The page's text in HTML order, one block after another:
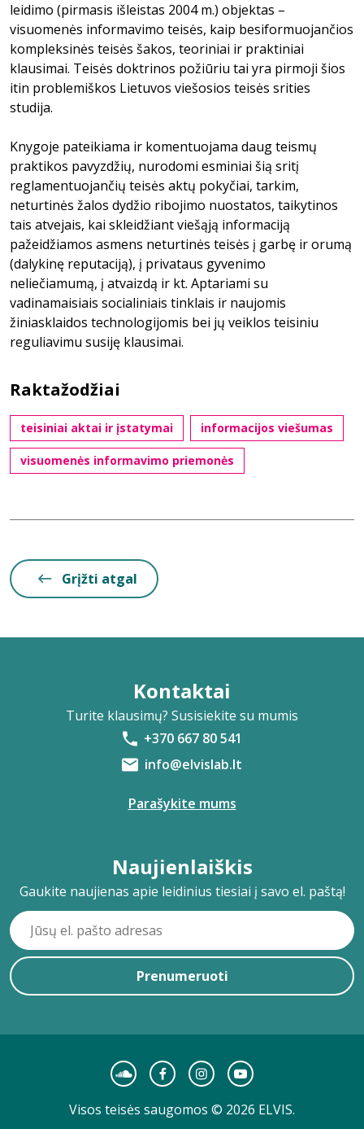
leidimo (pirmasis išleistas 2004 m.) objektas –
visuomenės informavimo teisės, kaip besiformuojančios
kompleksinės teisės šakos, teoriniai ir praktiniai
klausimai. Teisės doktrinos požiūriu tai yra pirmoji šios
itin problemiškos Lietuvos viešosios teisės srities
studija.
Knygoje pateikiama ir komentuojama daug teismų
praktikos pavyzdžių, nurodomi esminiai šią sritį
reglamentuojančių teisės aktų pokyčiai, tarkim,
neturtinės žalos dydžio ribojimo nuostatos, taikytinos
tais atvejais, kai skleidžiant viešąją informaciją
pažeidžiamos asmens neturtinės teisės į garbę ir orumą
(dalykinę reputaciją), į privataus gyvenimo
neliečiamumą, į atvaizdą ir kt. Aptariami su
vadinamaisiais socialiniais tinklais ir naujomis
žiniasklaidos technologijomis bei jų veiklos teisiniu
reguliavimu susiję klausimai.
Raktažodžiai
teisiniai aktai ir įstatymai informacijos viešumas
visuomenės informavimo priemonės
Grįžti atgal
Kontaktai
Turite klausimų? Susisiekite su mumis
+370 667 80 541
info@elvislab.lt
Parašykite mums
Naujienlaiškis
Gaukite naujienas apie leidinius tiesiai į savo el. paštą!
Prenumeruoti
Visos teisės saugomos © 2026 ELVIS.